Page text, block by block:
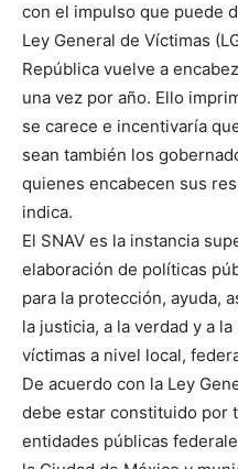
con el impulso que puede
Ley General de Víctimas
República vuelve a
una vez por año. Ello
se carece e incentivaría
sean también los
quienes encabecen sus
indica.
El SNAV es la instancia
elaboración de políticas
para la protección, ayuda,
la justicia, a la verdad y a
víctimas a nivel local,
De acuerdo con la Ley
debe estar constituido por
entidades públicas